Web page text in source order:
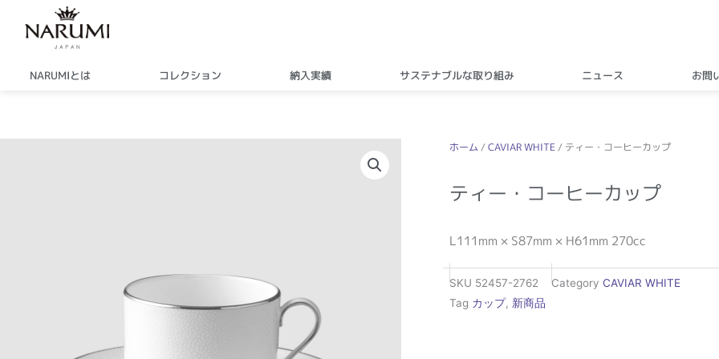
プ
NARUMIとは コレクション 納入実績 サステナブルな取り組み ニュース お問
ホーム /CAVIAR WHITE / ティー・コーヒーカップ
ティー・コーヒーカップ
L111mm × S87mm × H61mm 270cc
SKU 52457-2762 Category CAVIAR WHITE
Tag カップ, 新商品